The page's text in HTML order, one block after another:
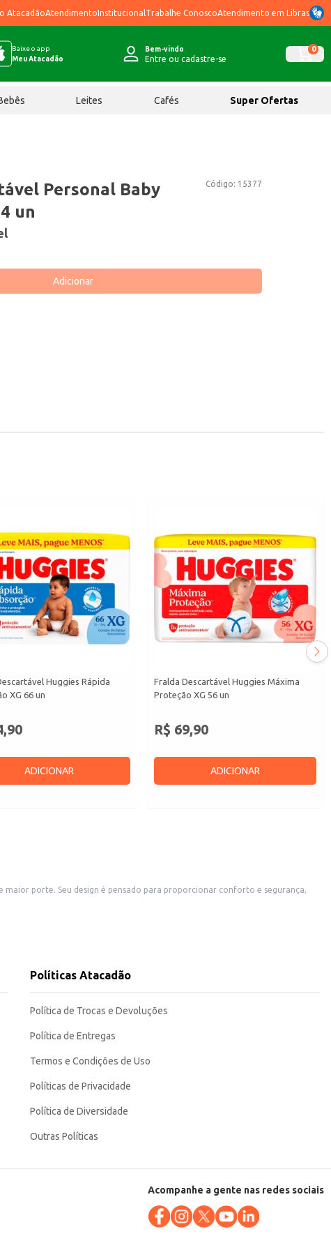
AtacadãoAtendimentoInstitucional Trabalhe ConoscoAtendimento em Libras
Baixe o app
Meu Atacadão
Bem-vindo
Entre ou cadastre-se
0
Leites Cafés Super Ofertas
Código: 15377
Personal Baby
un
Adicionar
Huggies Rápida
XG 66 un
ADICIONAR
Fralda Descartável Huggies Máxima
Proteção XG 56 un
R$ 69,90
ADICIONAR
e segurança,
Políticas Atacadão
Política de Trocas e Devoluções
Política de Entregas
Termos e Condições de Uso
Políticas de Privacidade
Política de Diversidade
Outras Políticas
Acompanhe a gente nas redes sociais